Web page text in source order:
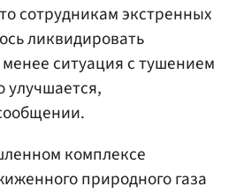
сотрудникам экстренных
ликвидировать
ситуация с тушением
улучшается,
комплексе
природного газа